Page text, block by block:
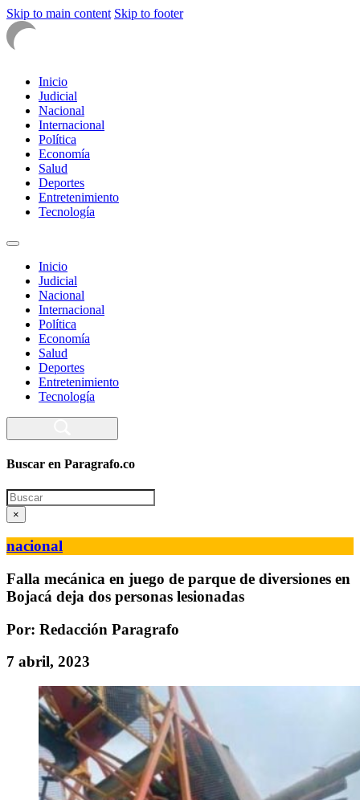
Skip to main content Skip to footer
Inicio
Judicial
Nacional
Internacional
Política
Economía
Salud
Deportes
Entretenimiento
Tecnología
Inicio
Judicial
Nacional
Internacional
Política
Economía
Salud
Deportes
Entretenimiento
Tecnología
Buscar en Paragrafo.co
Search
×
nacional
Falla mecánica en juego de parque de diversiones en
Bojacá deja dos personas lesionadas
Por: Redacción Paragrafo
7 abril, 2023